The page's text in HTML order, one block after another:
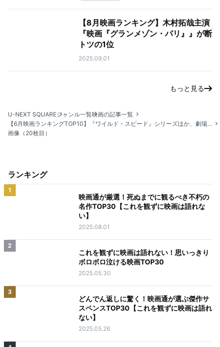
【8月映画ランキング】木村拓哉主演
『映画『グランメゾン・パリ』』が断
トツの1位
2025.09.01
もっと見る
U-NEXT SQUAREジャンル一覧映画の記事一覧
【6月映画ランキングTOP10】『ワイルド・スピード』シリーズほか、劇場公開作がランクアップ！
画像（20枚目）
ランキング
1
映画通が厳選！死ぬまでに観るべき不朽の
名作TOP30【これを観ずに映画は語れな
い】
2025.08.01
2
これを観ずに映画は語れない！思いっきり
ボロボロ泣ける映画TOP30
2025.05.30
3
どんでん返しに驚く！映画通が選ぶ傑作サ
スペンスTOP30【これを観ずに映画は語れ
ない】
2025.05.26